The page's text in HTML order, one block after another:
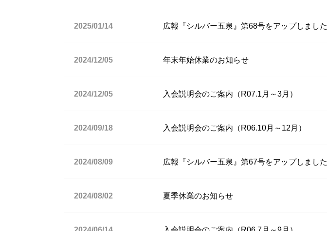
2025/01/14 広報『シルバー五泉』第68号をアップしました
2024/12/05 年末年始休業のお知らせ
2024/12/05 入会説明会のご案内（R07.1月～3月）
2024/09/18 入会説明会のご案内（R06.10月～12月）
2024/08/09 広報『シルバー五泉』第67号をアップしました
2024/08/02 夏季休業のお知らせ